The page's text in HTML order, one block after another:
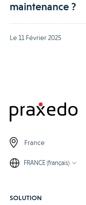
maintenance ?
Le 11 Février 2025
France
FRANCE (français)
SOLUTION